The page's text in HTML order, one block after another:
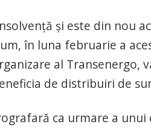
și este din nou
în luna februarie a
al Transenergo,
de distribuiri de
ca urmare a